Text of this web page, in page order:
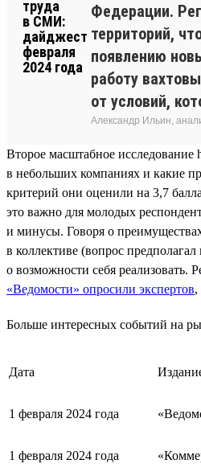
Федерации.
территорий,
появлению
работу
от условий,
Александр Ильин,
Второе масштабное исследование
в небольших компаниях и какие
критерий они оценили на 3,7
это важно для молодых
и минусы. Говоря о
в коллективе (вопрос
о возможности себя реализовать.
«Ведомости» опросили экспертов,
Больше интересных событий на
Дата
1 февраля 2024 года
1 февраля 2024 года